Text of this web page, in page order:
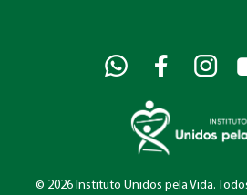
© 2026 Instituto Unidos pela Vida.